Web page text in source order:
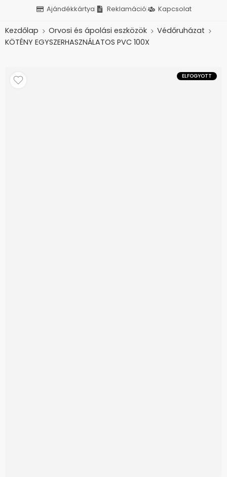
Ajándékkártya Reklamáció Kapcsolat
Kezdőlap Orvosi és ápolási eszközök
Védőruházat
KÖTÉNY EGYSZERHASZNÁLATOS PVC 100X
ELFOGYOTT